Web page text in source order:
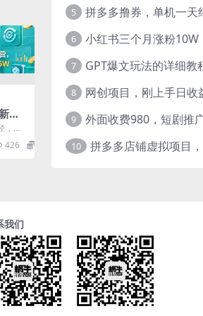
路
，
1-5
，机
426
5
6
7
8
9
10
我们